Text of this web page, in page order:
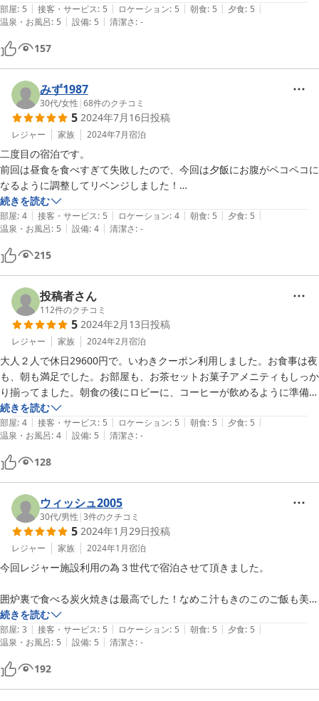
くれるお宿でした！
部屋: 5 | 接客・サービス: 5 | ロケーション: 5 | 朝食: 5 | 夕食: 5 |
温泉・お風呂: 5 | 設備: 5 | 清潔さ: -
157
みず1987
30代/女性 |68件のクチコミ
5 2024年7月16日投稿
レジャー 家族 2024年7月宿泊
二度目の宿泊です。
前回は昼食を食べすぎて失敗したので、今回は夕飯にお腹がペコペコに
なるように調整してリベンジしました！
自分たちで、炭火で焼く夕飯は最高です。蒸してあるジャガイモを適度
に焼き、そこにバターをのせてかぶりつくのが美味しすぎて！！
その他にも、鶏肉やエビ、椎茸につくね、イワナ等焼いて食べます。
お刺身やサラダ、ご飯に味噌汁とお腹いっぱいになれますよ(^^)
温泉はヌルスベが入浴中いつまでも続く泉質で、シャワーからも温泉が
出ます※ここがオススメポイント
ただし、温泉シャワーは露天風呂風の浴室限定なので、男性は宿泊翌日
の朝に入れ替わったら堪能してみて下さい！冷鉱泉を沸かしてはいます
が、入れば病みつきになる泉質です。
続きを読む
部屋: 4 | 接客・サービス: 5 | ロケーション: 4 | 朝食: 5 | 夕食: 5 |
温泉・お風呂: 5 | 設備: 4 | 清潔さ: -
215
投稿者さん
112件のクチコミ
5 2024年2月13日投稿
レジャー 家族 2024年2月宿泊
大人２人で休日29600円で。いわきクーポン利用しました。お食事は夜
も、朝も満足でした。お部屋も、お茶セットお菓子アメニティもしっか
り揃ってました。朝食の後にロビーに、コーヒーが飲めるように準備さ
れてました。夕食時に布団の用意、朝食事に布団の片付けがあります。
鉱泉良かったですが日帰りもやられてるので夕方は混雑してました。
続きを読む
部屋: 4 | 接客・サービス: 5 | ロケーション: 5 | 朝食: 5 | 夕食: 5 |
温泉・お風呂: 4 | 設備: 5 | 清潔さ: -
128
ウィッシュ2005
30代/男性 |3件のクチコミ
5 2024年1月29日投稿
レジャー 家族 2024年1月宿泊
今回レジャー施設利用の為３世代で宿泊させて頂きました。
囲炉裏で食べる炭火焼きは最高でした！なめこ汁もきのこのご飯も美味
しかったです！非日常を体験出来て良かったです。
美味しかったのに食べきれなくて申し訳ありませんでした。
温泉はヌルヌルアルカリ炭酸泉で泉質も最高！ガザガサの踵が2日間で
ツルツルになりました。
ただ夜の女性側の岩風呂はとても寒いです。また洗面台など無いので小
続きを読む
部屋: 3 | 接客・サービス: 5 | ロケーション: 5 | 朝食: 5 | 夕食: 5 |
温泉・お風呂: 5 | 設備: 5 | 清潔さ: -
192